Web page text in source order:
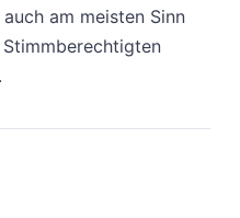
am meisten Sinn